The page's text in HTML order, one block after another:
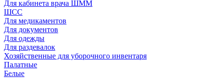
Для кабинета врача ШММ
ШСС
Для медикаментов
Для документов
Для одежды
Для раздевалок
Хозяйственные для уборочного инвентаря
Палатные
Белые